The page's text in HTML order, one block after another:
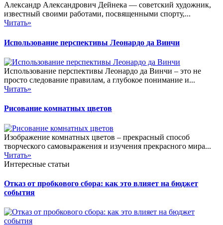
Александр Александрович Дейнека — советский художник,
известный своими работами, посвященными спорту,...
Читать»
Использование перспективы Леонардо да Винчи
Использование перспективы Леонардо да Винчи – это не
просто следование правилам, а глубокое понимание и...
Читать»
Рисование комнатных цветов
Изображение комнатных цветов – прекрасный способ
творческого самовыражения и изучения прекрасного мира...
Читать»
Интересные статьи
Отказ от пробкового сбора: как это влияет на бюджет
события